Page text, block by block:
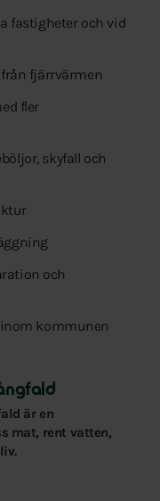
fastigheter och vid
fjärrvärmen
fler
skyfall och
och
kommunen
är en
mat, rent vatten,